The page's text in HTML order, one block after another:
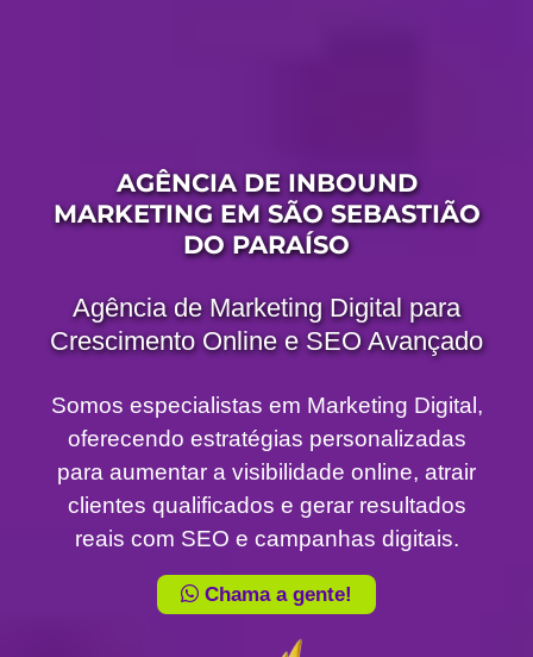
AGÊNCIA DE INBOUND
MARKETING EM SÃO SEBASTIÃO
DO PARAÍSO
Agência de Marketing Digital para
Crescimento Online e SEO Avançado
Somos especialistas em Marketing Digital,
oferecendo estratégias personalizadas
para aumentar a visibilidade online, atrair
clientes qualificados e gerar resultados
reais com SEO e campanhas digitais.
Chama a gente!